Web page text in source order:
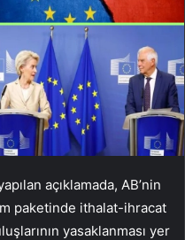
açıklamada, AB’nin
paketinde ithalat-ihracat
yasaklanması yer